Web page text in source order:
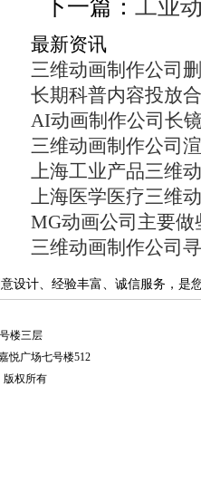
下一篇： 工业
最新资讯
三维动画制作公司
长期科普内容投放
AI动画制作公司长
三维动画制作公司
上海工业产品三维
上海医学医疗三维
MG动画公司主要做
三维动画制作公司
设计、经验丰富、诚信服务，是
楼三层
悦广场七号楼512
版权所有